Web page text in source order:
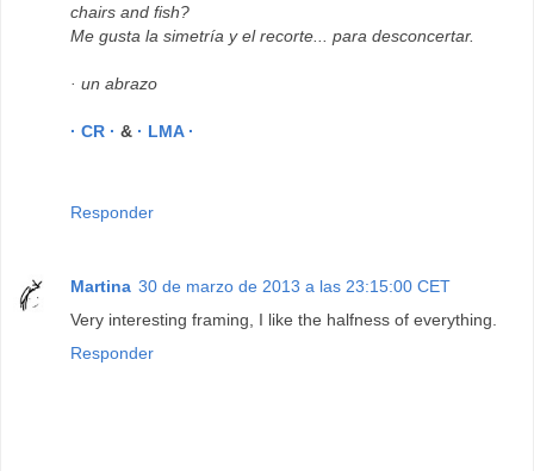
chairs and fish?
Me gusta la simetría y el recorte... para desconcertar.
· un abrazo
· CR · & · LMA ·
Responder
Martina 30 de marzo de 2013 a las 23:15:00 CET
Very interesting framing, I like the halfness of everything.
Responder